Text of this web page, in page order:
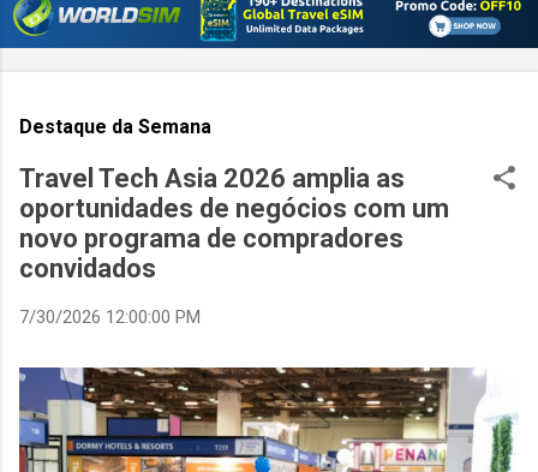
Destaque da Semana
Travel Tech Asia 2026 amplia as
oportunidades de negócios com um
novo programa de compradores
convidados
7/30/2026 12:00:00 PM